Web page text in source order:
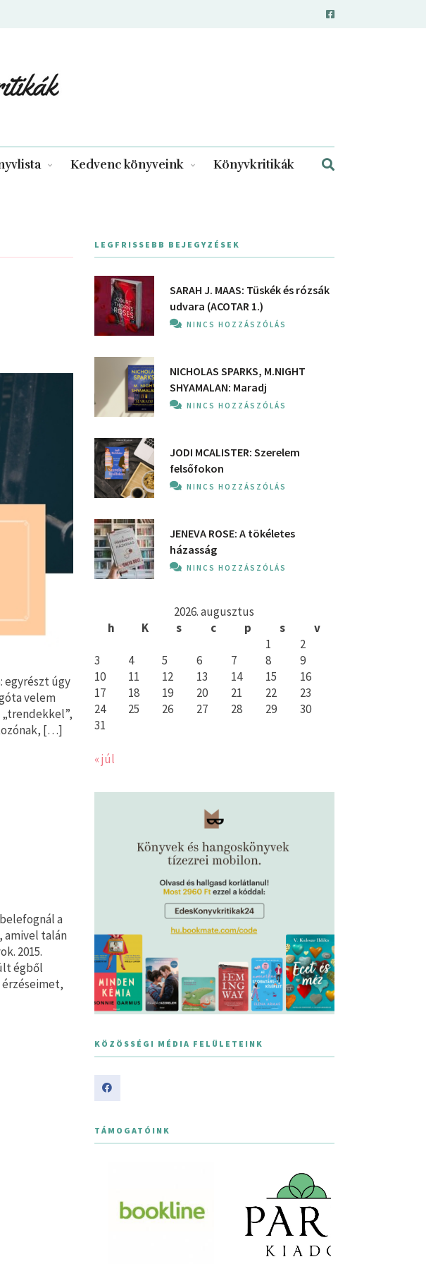
Kedvenc könyveink Könyvkritikák
egyrészt úgy
velem
[…]
a
amivel talán
2015.
égből
LEGFRISSEBB BEJEGYZÉSEK
SARAH J. MAAS: Tüskék és rózsák
udvara (ACOTAR 1.)
NINCS HOZZÁSZÓLÁS
NICHOLAS SPARKS, M.NIGHT
SHYAMALAN: Maradj
NINCS HOZZÁSZÓLÁS
JODI MCALISTER: Szerelem
felsőfokon
NINCS HOZZÁSZÓLÁS
JENEVA ROSE: A ​tökéletes
házasság
NINCS HOZZÁSZÓLÁS
2026. augusztus
h
K s c p s
v
1
2
3
4 5 6 7 8
9
10
11 12 13 14 15
16
17
18 19 20 21 22
23
24
25 26 27 28 29
30
31
« júl
KÖZÖSSÉGI MÉDIA FELÜLETEINK
TÁMOGATÓINK